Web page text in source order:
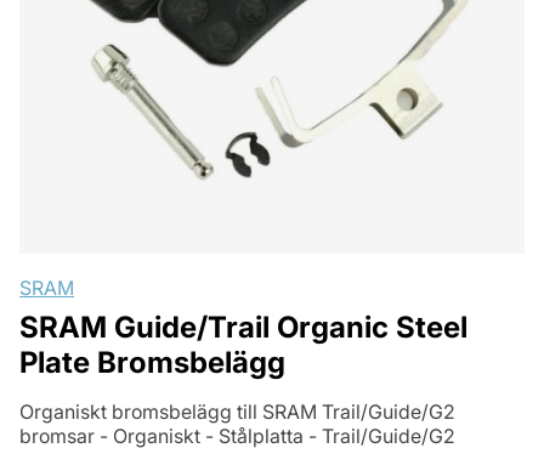
SRAM
SRAM Guide/Trail Organic Steel
Plate Bromsbelägg
Organiskt bromsbelägg till SRAM Trail/Guide/G2
bromsar - Organiskt - Stålplatta - Trail/Guide/G2